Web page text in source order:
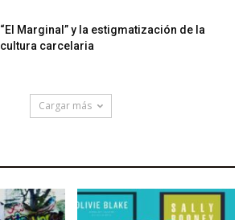
“El Marginal” y la estigmatización de la
cultura carcelaria
Cargar más